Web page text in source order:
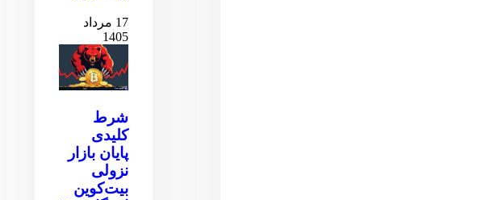
17 مرداد
1405
شرط
کلیدی
پایان بازار
نزولی
بیت‌کوین